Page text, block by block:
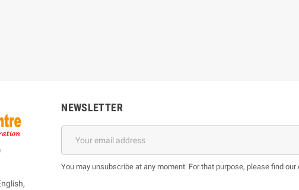
NEWSLETTER
You may unsubscribe at any moment. For that purpose, please find